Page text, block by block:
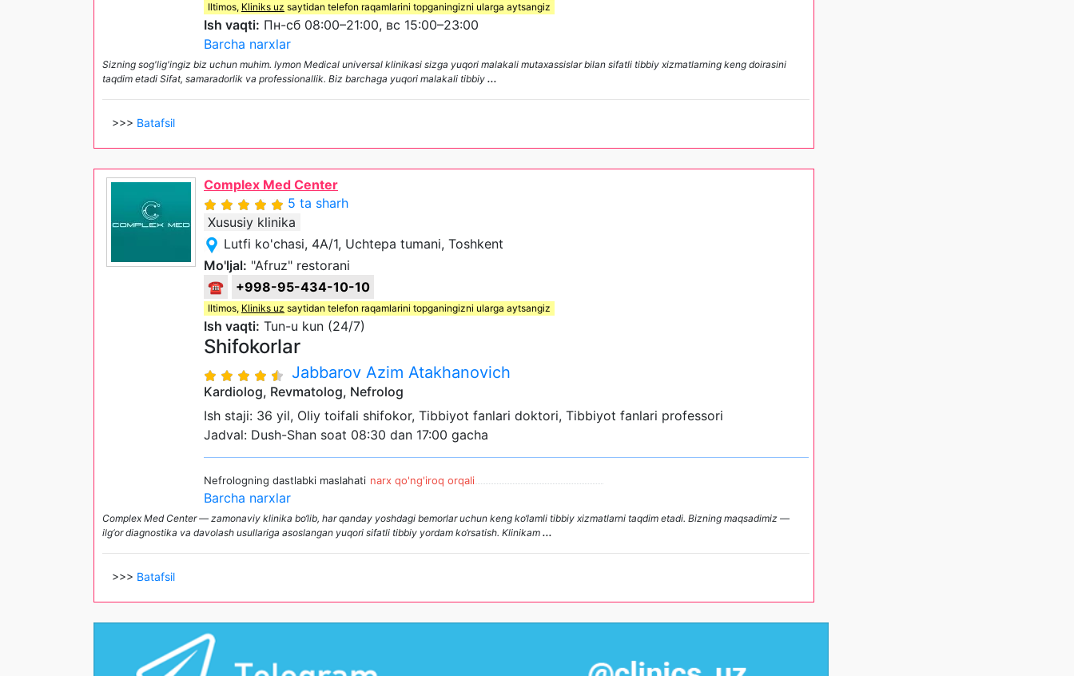
Iltimos, Kliniks uz saytidan telefon raqamlarini topganingizni ularga aytsangiz
Ish vaqti: Пн-сб 08:00–21:00, вс 15:00–23:00
Barcha narxlar
Sizning sog'lig'ingiz biz uchun muhim. Iymon Medical universal klinikasi sizga yuqori malakali mutaxassislar bilan sifatli tibbiy xizmatlarning keng doirasini
taqdim etadi Sifat, samaradorlik va professionallik. Biz barchaga yuqori malakali tibbiy ...
>>> Batafsil
Complex Med Center
5 ta sharh
Xususiy klinika
Lutfi ko'chasi, 4A/1, Uchtepa tumani, Toshkent
Mo'ljal: "Afruz" restorani
☎
+998-95-434-10-10
Iltimos, Kliniks uz saytidan telefon raqamlarini topganingizni ularga aytsangiz
Ish vaqti: Tun-u kun (24/7)
Shifokorlar
Jabbarov Azim Atakhanovich
Kardiolog, Revmatolog, Nefrolog
Ish staji: 36 yil, Oliy toifali shifokor, Tibbiyot fanlari doktori, Tibbiyot fanlari professori
Jadval: Dush-Shan soat 08:30 dan 17:00 gacha
Nefrologning dastlabki maslahati narx qo'ng'iroq orqali
Barcha narxlar
Complex Med Center — zamonaviy klinika bo‘lib, har qanday yoshdagi bemorlar uchun keng ko‘lamli tibbiy xizmatlarni taqdim etadi. Bizning maqsadimiz —
ilg‘or diagnostika va davolash usullariga asoslangan yuqori sifatli tibbiy yordam ko‘rsatish. Klinikam ...
>>> Batafsil